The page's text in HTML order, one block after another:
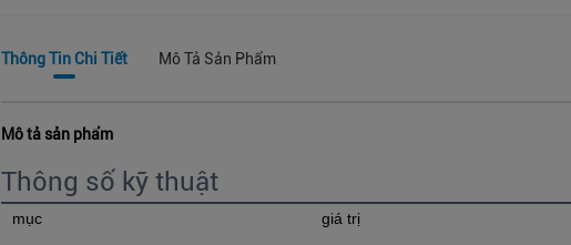
Thông Tin Chi Tiết Mô Tả Sản Phẩm
Mô tả sản phẩm
Thông số kỹ thuật
mục giá trị